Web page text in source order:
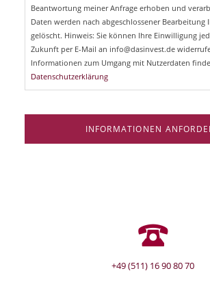
Beantwortung meiner Anfrage erhoben und
Daten werden nach abgeschlossener Bearbeitung
gelöscht. Hinweis: Sie können Ihre Einwilligung
Zukunft per E-Mail an info@dasinvest.de
Informationen zum Umgang mit Nutzerdaten
Datenschutzerklärung
INFORMATIONEN
+49 (511) 16 90 80 70